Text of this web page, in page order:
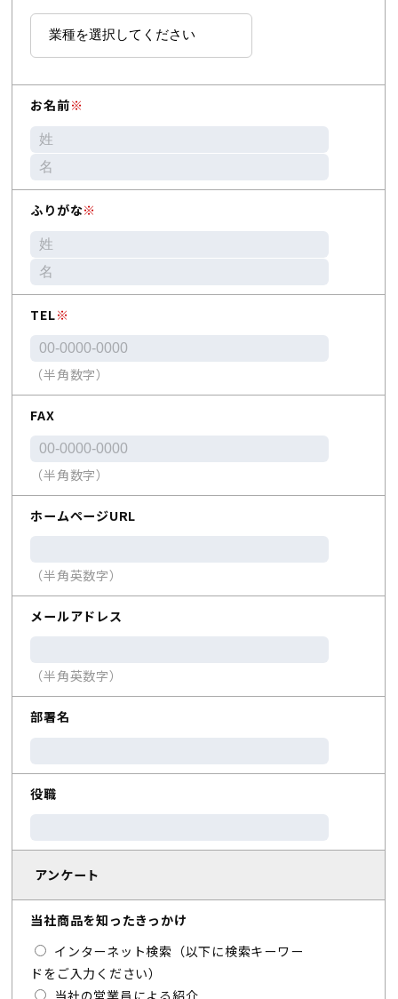
お名前※
ふりがな※
TEL※
（半角数字）
FAX
（半角数字）
ホームページURL
（半角英数字）
メールアドレス
（半角英数字）
部署名
役職
アンケート
当社商品を知ったきっかけ
インターネット検索（以下に検索キーワー
ドをご入力ください）